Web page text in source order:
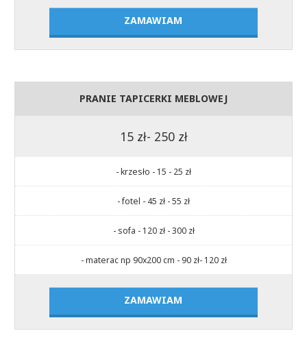
ZAMAWIAM
PRANIE TAPICERKI MEBLOWEJ
15 zł- 250 zł
- krzesło - 15 - 25 zł
- fotel - 45 zł - 55 zł
- sofa - 120 zł - 300 zł
- materac np 90x200 cm - 90 zł- 120 zł
ZAMAWIAM